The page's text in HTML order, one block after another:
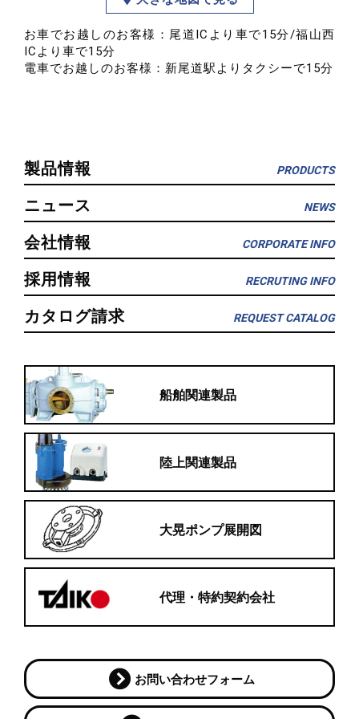
お車でお越しのお客様：尾道ICより車で15分/福山西
ICより車で15分
電車でお越しのお客様：新尾道駅よりタクシーで15分
製品情報 PRODUCTS
ニュース NEWS
会社情報 CORPORATE INFO
採用情報 RECRUTING INFO
カタログ請求 REQUEST CATALOG
船舶関連製品
陸上関連製品
大晃ポンプ展開図
代理・特約契約会社
お問い合わせフォーム